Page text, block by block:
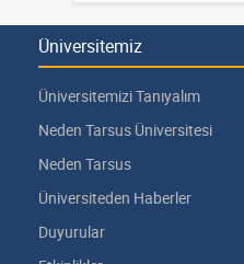
Üniversitemiz
Üniversitemizi Tanıyalım
Neden Tarsus Üniversitesi
Neden Tarsus
Üniversiteden Haberler
Duyurular